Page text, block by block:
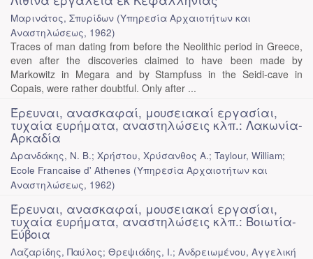
Μαρινάτος, Σπυρίδων (Υπηρεσία Αρχαιοτήτων και
Αναστηλώσεως, 1962)
Traces of man dating from before the Neolithic period in Greece,
even after the discoveries claimed to have been made by
Markowitz in Megara and by Stampfuss in the Seidi-cave in
Copais, were rather doubtful. Only after ...
Έρευναι, ανασκαφαί, μουσειακαί εργασίαι,
τυχαία ευρήματα, αναστηλώσεις κλπ.: Λακωνία-
Αρκαδία
Δρανδάκης, Ν. Β.; Χρήστου, Χρύσανθος Α.; Taylour, William;
Ecole Francaise d' Athenes (Υπηρεσία Αρχαιοτήτων και
Αναστηλώσεως, 1962)
Έρευναι, ανασκαφαί, μουσειακαί εργασίαι,
τυχαία ευρήματα, αναστηλώσεις κλπ.: Βοιωτία-
Εύβοια
Λαζαρίδης, Παύλος; Θρεψιάδης, Ι.; Ανδρειωμένου, Αγγελική